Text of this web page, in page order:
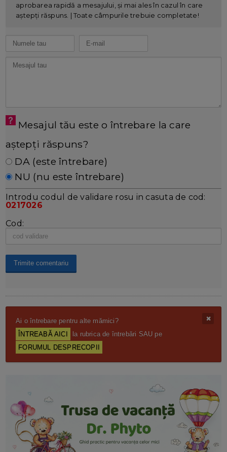
aprobarea rapidă a mesajului, și mai ales în cazul în care
aștepți răspuns. | Toate câmpurile trebuie completate!
Mesajul tău este o întrebare la care
aștepți răspuns?
DA (este întrebare)
NU (nu este întrebare)
Introdu codul de validare rosu in casuta de cod:
0217026
Cod:
Ai o întrebare pentru alte mămici?
ÎNTREABĂ AICI
la rubrica de întrebări SAU pe
FORUMUL DESPRECOPII